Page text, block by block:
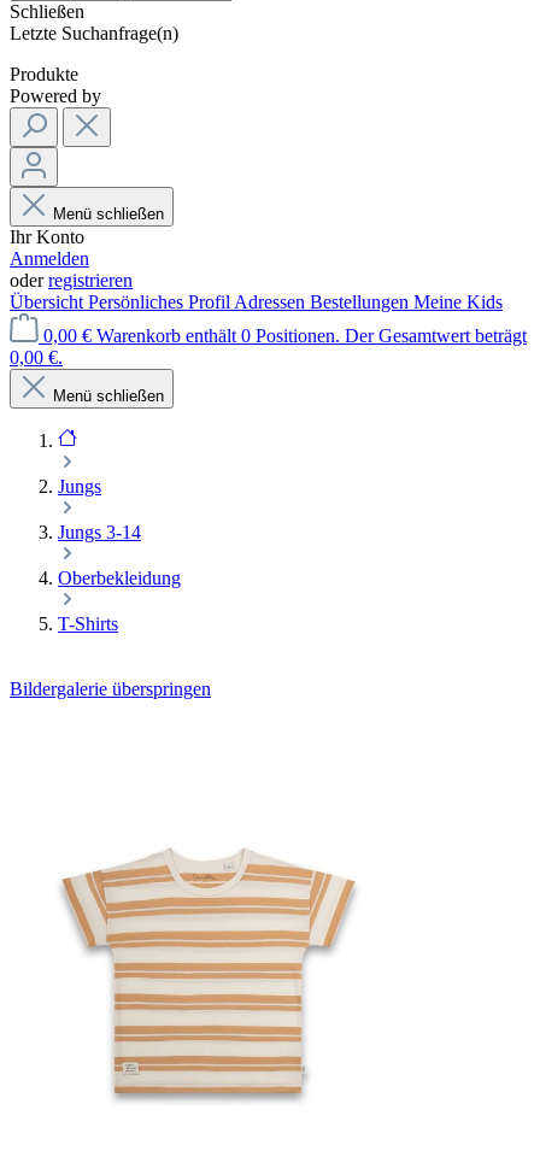
Schließen
Letzte Suchanfrage(n)
Produkte
Powered by
Menü schließen
Ihr Konto
Anmelden
oderregistrieren
Übersicht Persönliches Profil Adressen Bestellungen Meine Kids
0,00 € Warenkorb enthält 0 Positionen. Der Gesamtwert beträgt
0,00 €.
Menü schließen
Jungs
Jungs 3-14
Oberbekleidung
T-Shirts
Bildergalerie überspringen